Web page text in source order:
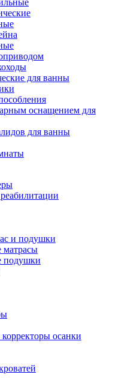
для ванны
оснащением для
для ванны
и подушки
матрасы
подушки
осанки